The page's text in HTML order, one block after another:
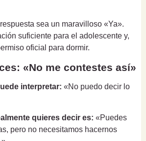
sea un maravilloso «Ya».
suficiente para el adolescente y,
oficial para dormir.
«No me contestes así»
interpretar: «No puedo decir lo
quieres decir es: «Puedes
pero no necesitamos hacernos